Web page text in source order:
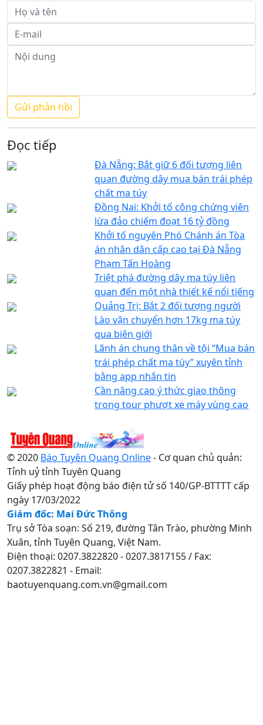
Đọc tiếp
Đà Nẵng: Bắt giữ 6 đối tượng liên
quan đường dây mua bán trái phép
chất ma túy
Đồng Nai: Khởi tố công chứng viên
lừa đảo chiếm đoạt 16 tỷ đồng
Khởi tố nguyên Phó Chánh án Tòa
án nhân dân cấp cao tại Đà Nẵng
Phạm Tấn Hoàng
Triệt phá đường dây ma túy liên
quan đến một nhà thiết kế nổi tiếng
Quảng Trị: Bắt 2 đối tượng người
Lào vận chuyển hơn 17kg ma túy
qua biên giới
Lãnh án chung thân về tội “Mua bán
trái phép chất ma túy” xuyên tỉnh
bằng app nhắn tin
Cần nâng cao ý thức giao thông
trong tour phượt xe máy vùng cao
© 2020 Báo Tuyên Quang Online- Cơ quan chủ quản:
Tỉnh uỷ tỉnh Tuyên Quang
Giấy phép hoạt động báo điện tử số 140/GP-BTTTT cấp
ngày 17/03/2022
Giám đốc: Mai Đức Thông
Trụ sở Tòa soạn: Số 219, đường Tân Trào, phường Minh
Xuân, tỉnh Tuyên Quang, Việt Nam.
Điện thoại: 0207.3822820 - 0207.3817155 / Fax:
0207.3822821 - Email:
baotuyenquang.com.vn@gmail.com